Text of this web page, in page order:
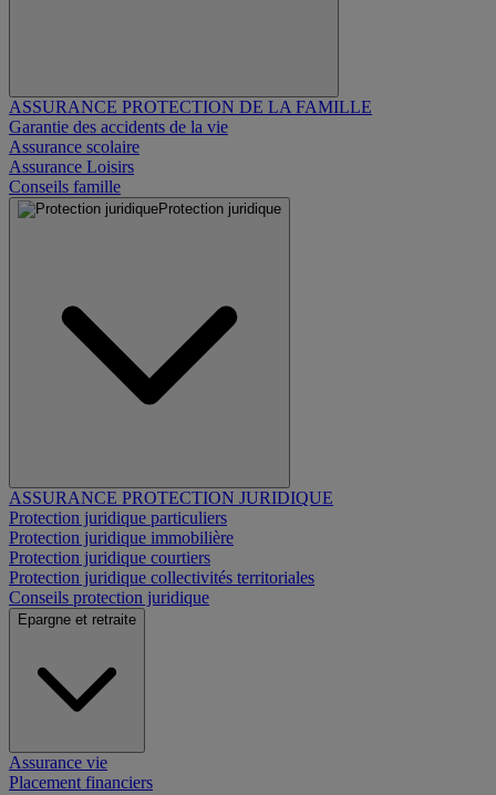
ASSURANCE PROTECTION DE LA FAMILLE
Garantie des accidents de la vie
Assurance scolaire
Assurance Loisirs
Conseils famille
Protection juridique
ASSURANCE PROTECTION JURIDIQUE
Protection juridique particuliers
Protection juridique immobilière
Protection juridique courtiers
Protection juridique collectivités territoriales
Conseils protection juridique
Epargne et retraite
Assurance vie
Placement financiers